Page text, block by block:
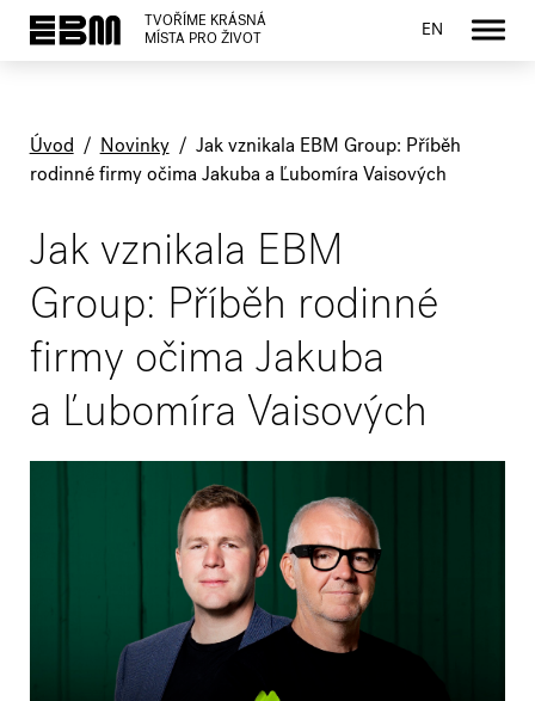
TVOŘÍME KRÁSNÁ
MÍSTA PRO ŽIVOT
EN
Úvod/Novinky/ Jak vznikala EBM Group: Příběh
rodinné firmy očima Jakuba a Ľubomíra Vaisových
Jak vznikala EBM
Group: Příběh rodinné
firmy očima Jakuba
a Ľubomíra Vaisových